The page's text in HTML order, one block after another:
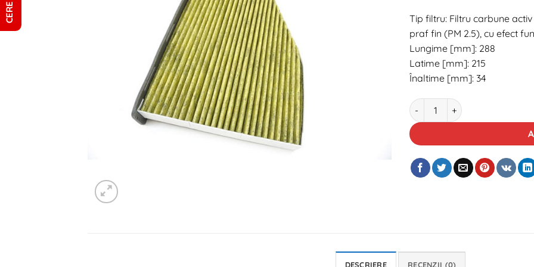
Tip filtru: Filtru carbune
praf fin (PM 2.5), cu efect
Lungime [mm]: 288
Latime [mm]: 215
Înaltime [mm]: 34
Cantitate Filtru habitaclu cu
DESCRIERE RECENZII (0)